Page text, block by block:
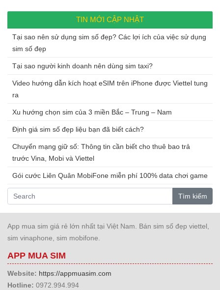
TIN MỚI CẬP NHẬT
Tại sao nên sử dụng sim số đẹp? Các lợi ích của việc sử dụng
sim số đẹp
Tại sao người kinh doanh nên dùng sim taxi?
Video hướng dẫn kích hoạt eSIM trên iPhone được Viettel tung
ra
Xu hướng chọn sim của 3 miền Bắc – Trung – Nam
Định giá sim số đẹp liệu bạn đã biết cách?
Chuyển mạng giữ số: Thông tin cần biết cho thuê bao trả
trước Vina, Mobi và Viettel
Gói cước Liên Quân MobiFone miễn phí 100% data chơi game
Tìm kiếm
App mua sim giá rẻ lớn nhất tại Việt Nam. Bán sim số đẹp viettel,
sim vinaphone, sim mobifone.
APP MUA SIM
Website: https://appmuasim.com
Hotline: 0972.994.994